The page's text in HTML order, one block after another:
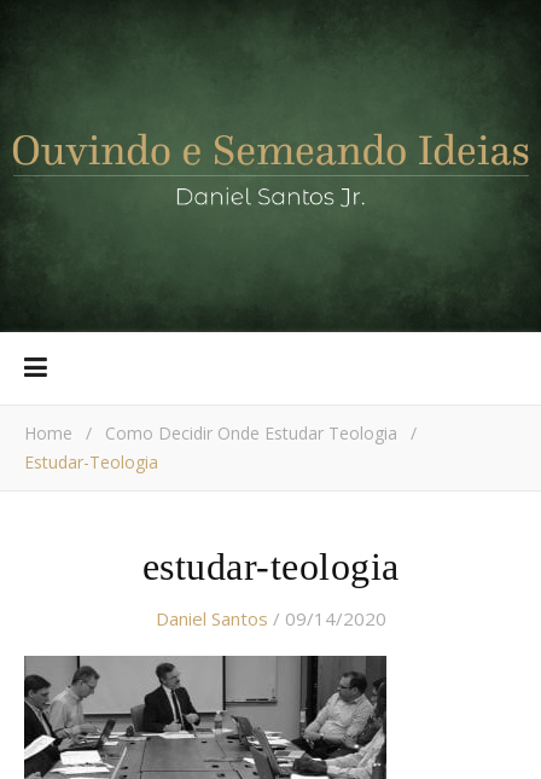
Home / Como Decidir Onde Estudar Teologia
/
Estudar-Teologia
estudar-teologia
Daniel Santos / 09/14/2020